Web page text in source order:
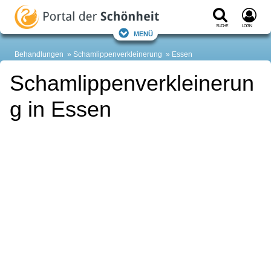
Suche Login
Menü
Behandlungen Schamlippenverkleinerung Essen
Schamlippenverkleinerun
g in Essen